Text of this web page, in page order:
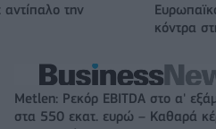
την
κόντρα
Metlen: Ρεκόρ EBITDA στο α'
στα 550 εκατ. ευρώ – Καθαρά